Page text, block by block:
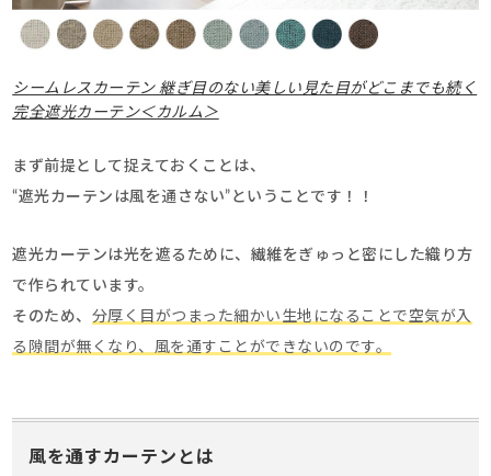
シームレスカーテン 継ぎ目のない美しい見た目がどこまでも続く
完全遮光カーテン＜カルム＞
まず前提として捉えておくことは、
“遮光カーテンは風を通さない”ということです！！
遮光カーテンは光を遮るために、繊維をぎゅっと密にした織り方
で作られています。
そのため、 分厚く目がつまった細かい生地になることで空気が入
る隙間が無くなり、風を通すことができないのです。
風を通すカーテンとは